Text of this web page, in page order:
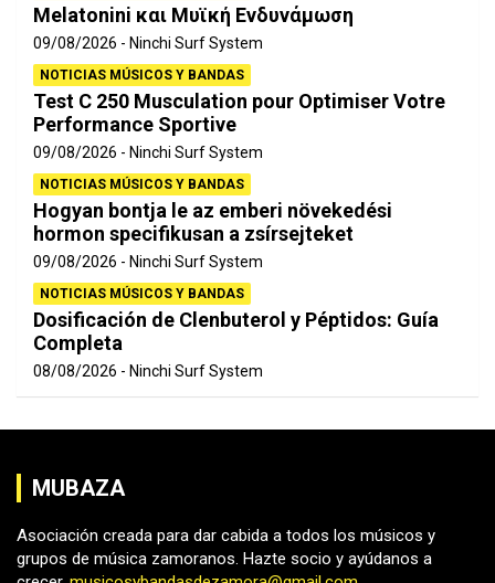
Melatonini και Μυϊκή Ενδυνάμωση
09/08/2026 Ninchi Surf System
NOTICIAS MÚSICOS Y BANDAS
Test C 250 Musculation pour Optimiser Votre
Performance Sportive
09/08/2026 Ninchi Surf System
NOTICIAS MÚSICOS Y BANDAS
Hogyan bontja le az emberi növekedési
hormon specifikusan a zsírsejteket
09/08/2026 Ninchi Surf System
NOTICIAS MÚSICOS Y BANDAS
Dosificación de Clenbuterol y Péptidos: Guía
Completa
08/08/2026 Ninchi Surf System
MUBAZA
Asociación creada para dar cabida a todos los músicos y
grupos de música zamoranos. Hazte socio y ayúdanos a